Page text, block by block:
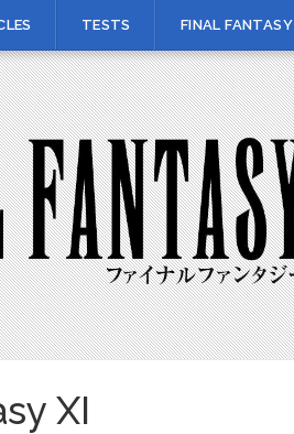
TESTS FINAL FANTASY
XI